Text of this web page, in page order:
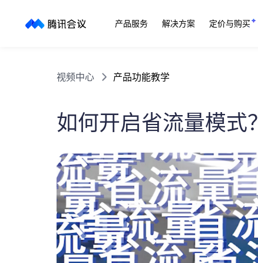
产品服务 解决方案 定价与购买
视频中心 产品功能教学
如何开启省流量模式？